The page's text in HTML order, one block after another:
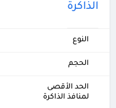
الذاكرة
النوع
الحجم
الحد الأقصى
لمنافذ الذاكرة